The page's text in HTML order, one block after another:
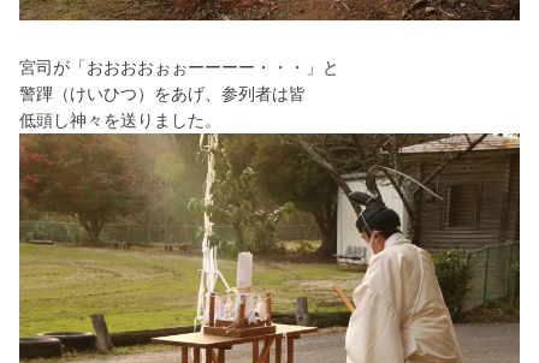
宮司が「おおおおぉぉーーーー・・・」と
警蹕（けいひつ）をあげ、参列者は皆
低頭し神々を送りました。